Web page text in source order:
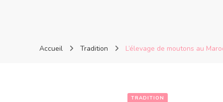
Accueil Tradition L’élevage de moutons au
TRADITION